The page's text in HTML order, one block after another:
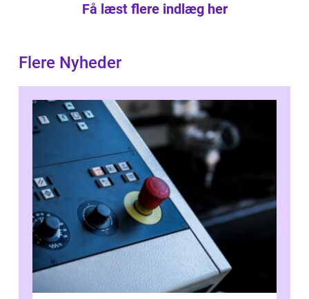
Få læst flere indlæg her
Flere Nyheder